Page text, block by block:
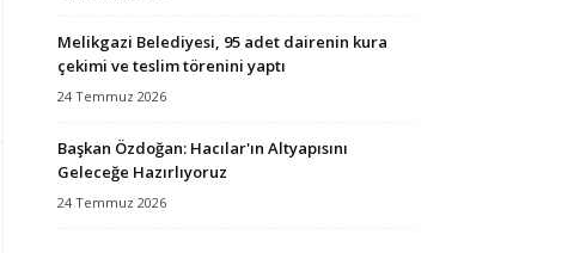
Melikgazi Belediyesi, 95 adet dairenin kura
çekimi ve teslim törenini yaptı
24 Temmuz 2026
Başkan Özdoğan: Hacılar'ın Altyapısını
Geleceğe Hazırlıyoruz
24 Temmuz 2026